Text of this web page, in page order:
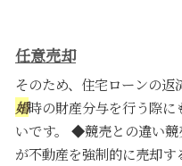
任意売却
そのため、住宅ローンの
婚時の財産分与を行う際
いです。 ◆競売との違い
が不動産を強制的に売却